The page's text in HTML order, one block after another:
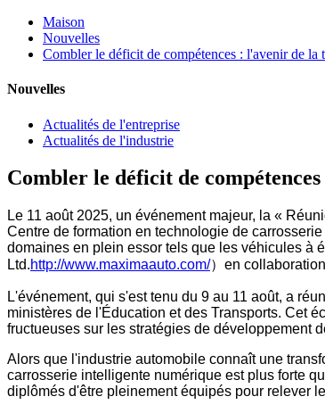
Maison
Nouvelles
Combler le déficit de compétences : l'avenir de
Nouvelles
Actualités de l'entreprise
Actualités de l'industrie
Combler le déficit de
Le 11 août 2025, un événement majeur, la «
Centre de formation en technologie de
domaines en plein essor tels que les véhicules à
Ltd.http://www.maximaauto.com/）en
L'événement, qui s'est tenu du 9 au 11 août, a
ministères de l'Éducation et des Transports. Cet
fructueuses sur les stratégies de développement
Alors que l'industrie automobile connaît une
carrosserie intelligente numérique est plus forte
diplômés d'être pleinement équipés pour relever